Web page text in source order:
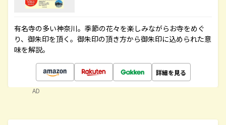
有名寺の多い神奈川。季節の花々を楽しみながらお寺をめぐ
り、御朱印を頂く。御朱印の頂き方から御朱印に込められた意
味を解説。
詳細を見る
AD